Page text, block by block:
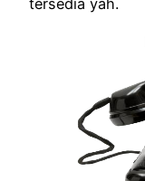
tersedia yah.